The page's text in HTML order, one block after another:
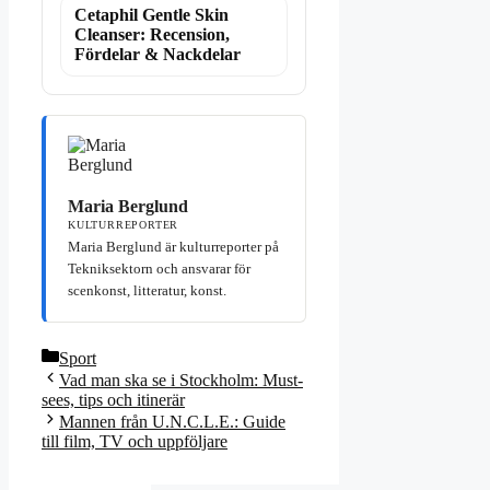
Cetaphil Gentle Skin
Cleanser: Recension,
Fördelar & Nackdelar
Maria Berglund
KULTURREPORTER
Maria Berglund är kulturreporter på
Tekniksektorn och ansvarar för
scenkonst, litteratur, konst.
Kategorier
Sport
Vad man ska se i Stockholm: Must-
sees, tips och itinerär
Mannen från U.N.C.L.E.: Guide
till film, TV och uppföljare